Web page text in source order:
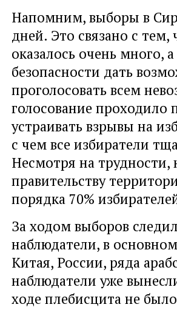
Напомним, выборы в
дней. Это связано с
оказалось очень много,
безопасности дать
проголосовать всем
голосование проходило
устраивать взрывы на
с чем все избиратели
Несмотря на
правительству
порядка 70%
За ходом выборов
наблюдатели, в
Китая, России, ряда
наблюдатели уже
ходе плебисцита не